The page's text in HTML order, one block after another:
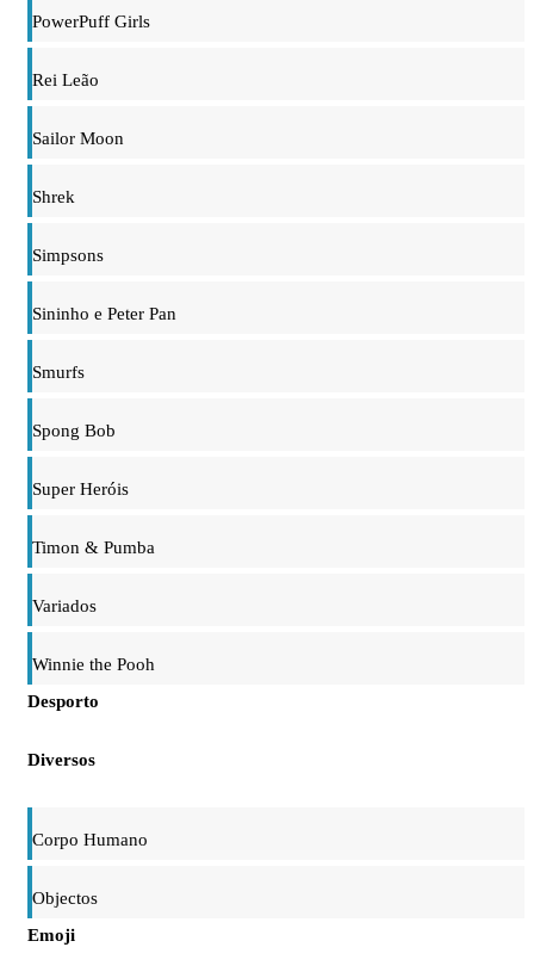
PowerPuff Girls
Rei Leão
Sailor Moon
Shrek
Simpsons
Sininho e Peter Pan
Smurfs
Spong Bob
Super Heróis
Timon & Pumba
Variados
Winnie the Pooh
Desporto
Diversos
Corpo Humano
Objectos
Emoji